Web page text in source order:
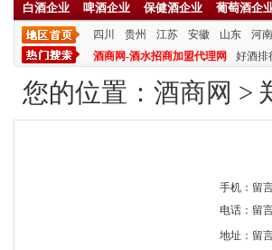
白酒企业 啤酒企业 保健酒企业 葡萄酒企
四川 贵州 江苏 安徽 山东 河南
酒商网-酒水招商加盟代理网
好酒排
您的位置： 酒商网 >
手机：留
电话：留
地址：留